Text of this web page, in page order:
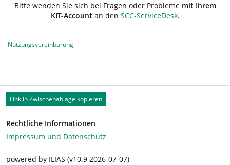
Bitte wenden Sie sich bei Fragen oder Probleme mit Ihrem
KIT-Accountan den SCC-ServiceDesk.
Nutzungsvereinbarung
Link in Zwischenablage kopieren
Rechtliche Informationen
Impressum und Datenschutz
powered by ILIAS (v10.9 2026-07-07)